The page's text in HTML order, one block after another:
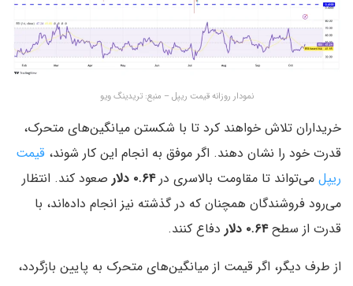
نمودار روزانه قیمت ریپل – منبع: تریدینگ ویو
خریداران تلاش خواهند کرد تا با شکستن میانگین‌های متحرک،
قدرت خود را نشان دهند. اگر موفق به انجام این کار شوند، قیمت
ریپل می‌تواند تا مقاومت بالاسری در۰.۶۴ دلار
صعود کند. انتظار
می‌رود فروشندگان همچنان که در گذشته نیز انجام داده‌اند، با
قدرت از سطح۰.۶۴ دلار
دفاع کنند.
از طرف دیگر، اگر قیمت از میانگین‌های متحرک به پایین بازگردد،